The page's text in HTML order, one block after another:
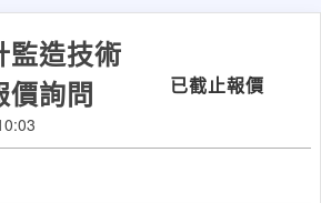
監造技術
價詢問
已截止報價